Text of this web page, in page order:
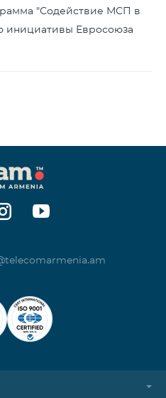
"Содействие МСП в
инициативы Евросоюза